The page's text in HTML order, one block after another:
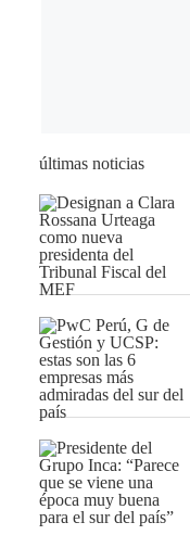
últimas noticias